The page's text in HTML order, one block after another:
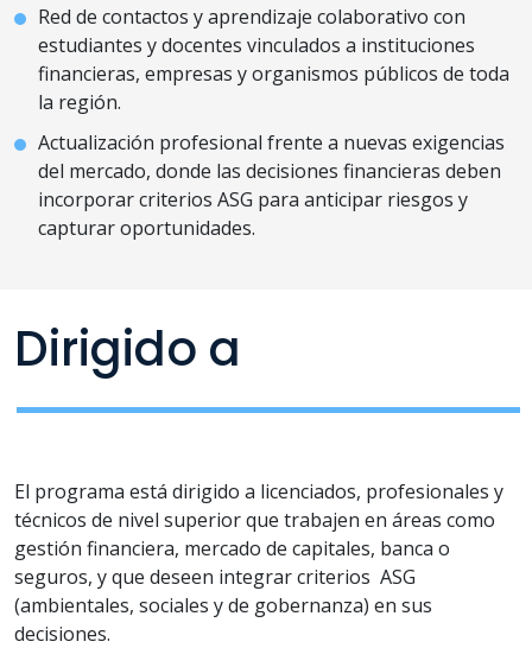
Red de contactos y aprendizaje colaborativo con
estudiantes y docentes vinculados a instituciones
financieras, empresas y organismos públicos de toda
la región.
Actualización profesional frente a nuevas exigencias
del mercado, donde las decisiones financieras deben
incorporar criterios ASG para anticipar riesgos y
capturar oportunidades.
El programa está dirigido a licenciados, profesionales y
técnicos de nivel superior que trabajen en áreas como
gestión financiera, mercado de capitales, banca o
seguros, y que deseen integrar criterios ASG
(ambientales, sociales y de gobernanza) en sus
decisiones.
Dirigido a